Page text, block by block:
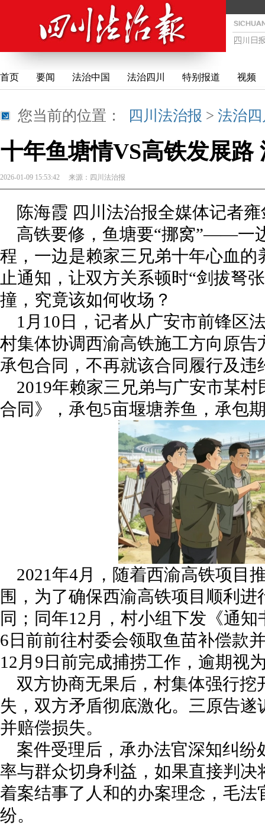
首页 要闻 法治中国 法治四川 特别报道 视频
您当前的位置： 四川法治报 > 法治
十年鱼塘情VS高铁发展路
2026-01-09 15:53:42 来源： 四川法治报
陈海霞 四川法治报全媒体记者
高铁要修，鱼塘要“挪窝”——一
程，一边是赖家三兄弟十年心血
止通知，让双方关系顿时“剑拔弩
撞，究竟该如何收场？
1月10日，记者从广安市前锋区
村集体协调西渝高铁施工方向原
承包合同，不再就该合同履行及违
2019年赖家三兄弟与广安市某
合同》，承包5亩堰塘养鱼，承包
2021年4月，随着西渝高铁项目
围，为了确保西渝高铁项目顺利
同；同年12月，村小组下发《通
6日前前往村委会领取鱼苗补偿款
12月9日前完成捕捞工作，逾期视
双方协商无果后，村集体强行
失，双方矛盾彻底激化。三原告
并赔偿损失。
案件受理后，承办法官深知纠
率与群众切身利益，如果直接判
着案结事了人和的办案理念，毛
纷。